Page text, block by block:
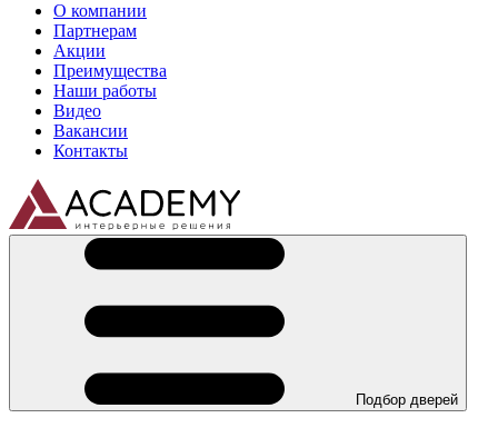
О компании
Партнерам
Акции
Преимущества
Наши работы
Видео
Вакансии
Контакты
Подбор дверей